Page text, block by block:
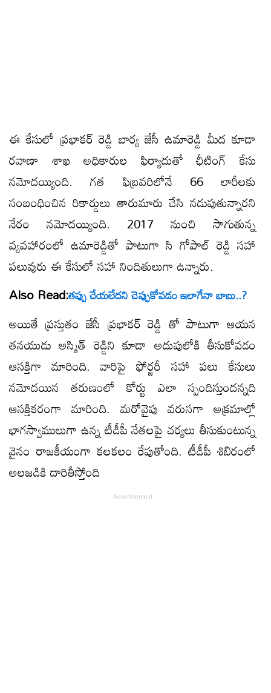
ఈ కేసులో ప్రభాకర్ రెడ్డి బార్య జేసీ ఉమారెడ్డి మీద కూడా
రవాణా శాఖ అధికారుల ఫిర్యాదుతో ఛీటింగ్ కేసు
నమోదయ్యింది. గత ఫిబ్రవరిలోనే 66 లారీలకు
సంబంధించిన రికార్డులు తారుమారు చేసి నడుపుతున్నారని
నేరం నమోదయ్యింది. 2017 నుంచి సాగుతున్న
వ్యవహారంలో ఉమారెడ్డితో పాటుగా సి గోపాల్ రెడ్డి సహా
పలువురు ఈ కేసులో సహా నిందితులుగా ఉన్నారు.
Also Read:తప్పు చేయలేదని చెప్పుకోవడం ఇలాగేనా బాబు..?
అయితే ప్రస్తుతం జేసీ ప్రభాకర్ రెడ్డి తో పాటుగా ఆయన
తనయుడు అస్మిత్ రెడ్డిని కూడా అదుపులోకి తీసుకోవడం
ఆసక్తిగా మారింది. వారిపై ఫోర్జరీ సహా పలు కేసులు
నమోదయిన తరుణంలో కోర్టు ఎలా స్పందిస్తుందన్నది
ఆసక్తికరంగా మారింది. మరోవైపు వరుసగా అక్రమాల్లో
భాగస్వాములుగా ఉన్న టీడీపీ నేతలపై చర్యలు తీసుకుంటున్న
వైనం రాజకీయంగా కలకలం రేపుతోంది. టీడీపీ శిబిరంలో
అలజడికి దారితీస్తోంది